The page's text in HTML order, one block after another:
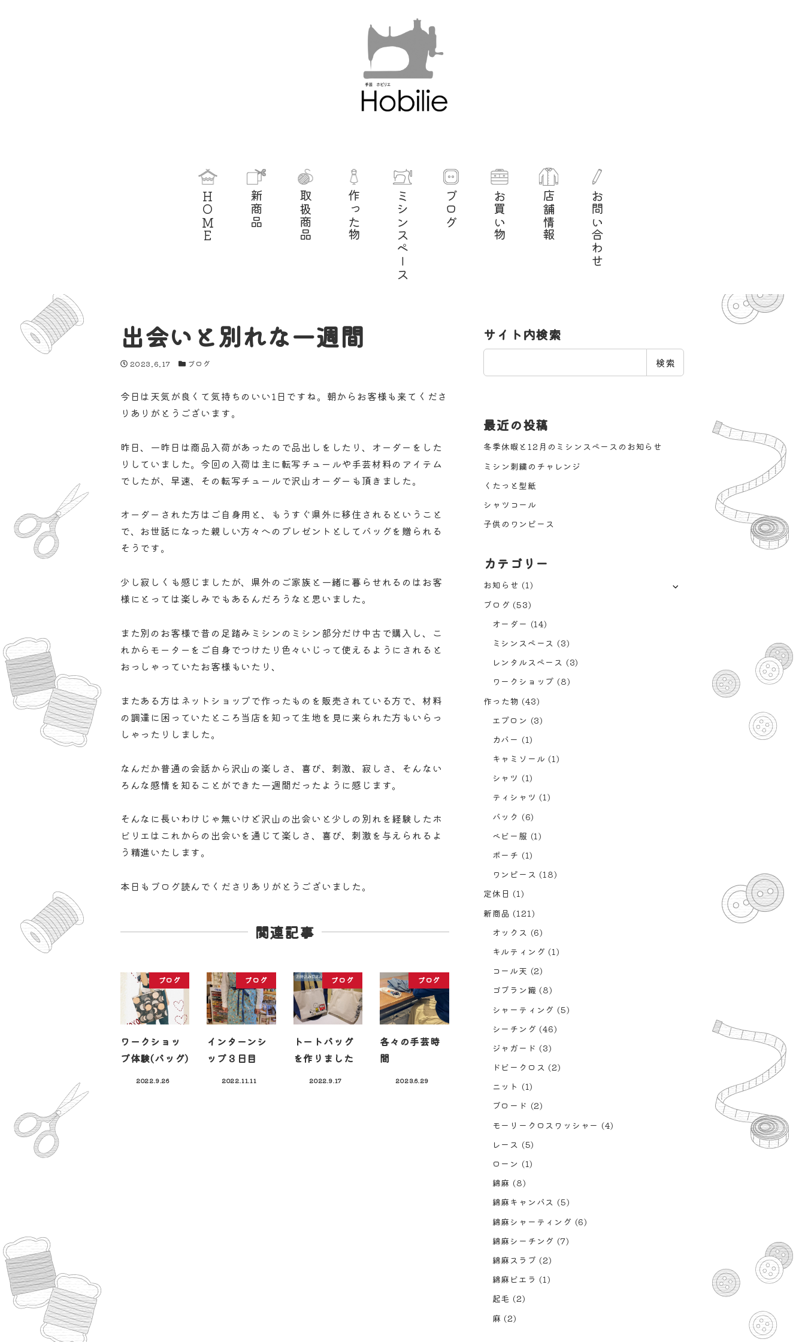
HOME 新商品 取扱商品 作った物 ミシンスペース ブログ お買い物 店舗情報 お問い合わせ
出会いと別れな一週間
投稿日
2023.6.17 カテゴリー
ブログ
今日は天気が良くて気持ちのいい1日ですね。朝からお客様も来てくださ
りありがとうございます。
昨日、一昨日は商品入荷があったので品出しをしたり、オーダーをした
りしていました。今回の入荷は主に転写チュールや手芸材料のアイテム
でしたが、早速、その転写チュールで沢山オーダーも頂きました。
オーダーされた方はご自身用と、もうすぐ県外に移住されるということ
で、お世話になった親しい方々へのプレゼントとしてバッグを贈られる
そうです。
少し寂しくも感じましたが、県外のご家族と一緒に暮らせれるのはお客
様にとっては楽しみでもあるんだろうなと思いました。
また別のお客様で昔の足踏みミシンのミシン部分だけ中古で購入し、こ
れからモーターをご自身でつけたり色々いじって使えるようにされると
おっしゃっていたお客様もいたり、
またある方はネットショップで作ったものを販売されている方で、材料
の調達に困っていたところ当店を知って生地を見に来られた方もいらっ
しゃったりしました。
なんだか普通の会話から沢山の楽しさ、喜び、刺激、寂しさ、そんない
ろんな感情を知ることができた一週間だったように感じます。
そんなに長いわけじゃ無いけど沢山の出会いと少しの別れを経験したホ
ビリエはこれからの出会いを通じて楽しさ、喜び、刺激を与えられるよ
う精進いたします。
本日もブログ読んでくださりありがとうございました。
関連記事
ブログ
ワークショッ
プ体験(バッグ)
2022.9.26
ブログ
インターンシ
ップ３日目
2022.11.11
ブログ
トートバッグ
を作りました
2022.9.17
ブログ
各々の手芸時
間
2023.6.29
サイト内検索
検索
最近の投稿
冬季休暇と12月のミシンスペースのお知らせ
ミシン刺繍のチャレンジ
くたっと型紙
シャツコール
子供のワンピース
カテゴリー
お知らせ (1)
ブログ (53)
オーダー (14)
ミシンスペース (3)
レンタルスペース (3)
ワークショップ (8)
作った物 (43)
エプロン (3)
カバー (1)
キャミソール (1)
シャツ (1)
ティシャツ (1)
バック (6)
ベビー服 (1)
ポーチ (1)
ワンピース (18)
定休日 (1)
新商品 (121)
オックス (6)
キルティング (1)
コール天 (2)
ゴブラン織 (8)
シャーティング (5)
シーチング (46)
ジャガード (3)
ドビークロス (2)
ニット (1)
ブロード (2)
モーリークロスワッシャー (4)
レース (5)
ローン (1)
綿麻 (8)
綿麻キャンバス (5)
綿麻シャーティング (6)
綿麻シーチング (7)
綿麻スラブ (2)
綿麻ビエラ (1)
起毛 (2)
麻 (2)